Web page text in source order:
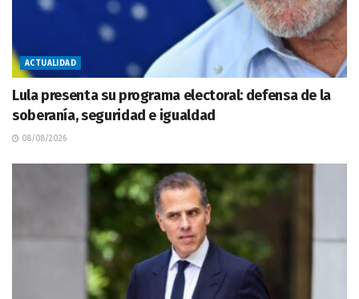
ACTUALIDAD
Lula presenta su programa electoral: defensa de la
soberanía, seguridad e igualdad
08/08/2026